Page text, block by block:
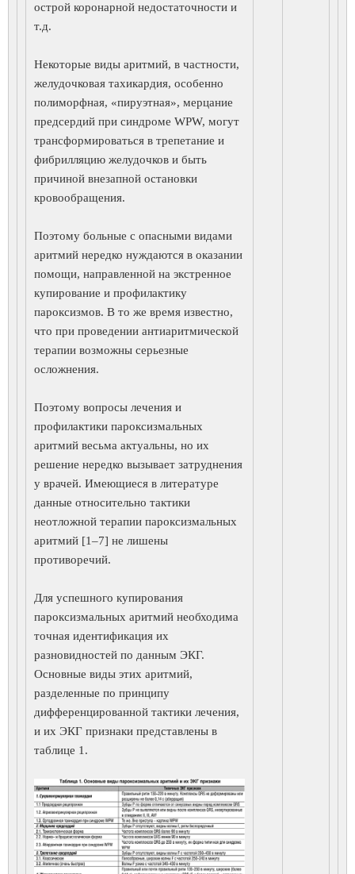
острой коронарной недостаточности и
т.д.
Некоторые виды аритмий, в частности,
желудочковая тахикардия, особенно
полиморфная, «пируэтная», мерцание
предсердий при синдроме WPW, могут
трансформироваться в трепетание и
фибрилляцию желудочков и быть
причиной внезапной остановки
кровообращения.
Поэтому больные с опасными видами
аритмий нередко нуждаются в оказании
помощи, направленной на экстренное
купирование и профилактику
пароксизмов. В то же время известно,
что при проведении антиаритмической
терапии возможны серьезные
осложнения.
Поэтому вопросы лечения и
профилактики пароксизмальных
аритмий весьма актуальны, но их
решение нередко вызывает затруднения
у врачей. Имеющиеся в литературе
данные относительно тактики
неотложной терапии пароксизмальных
аритмий [1–7] не лишены
противоречий.
Для успешного купирования
пароксизмальных аритмий необходима
точная идентификация их
разновидностей по данным ЭКГ.
Основные виды этих аритмий,
разделенные по принципу
дифференцированной тактики лечения,
и их ЭКГ признаки представлены в
таблице 1.